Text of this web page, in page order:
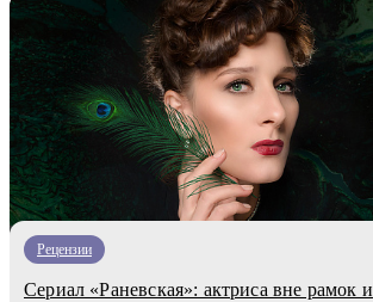
Рецензии
Сериал «Раневская»: актриса вне рамок и